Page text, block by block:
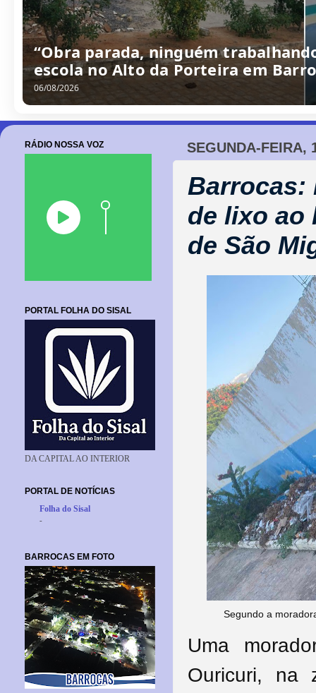
/
0
8
/
2
0
2
6
SEGUNDA-FEIRA,
Barrocas:
de lixo ao
de São
Segundo a
Uma
Ouricuri, na
RÁDIO NOSSA VOZ
PORTAL FOLHA DO SISAL
DA CAPITAL AO INTERIOR
PORTAL DE NOTÍCIAS
Folha do Sisal
-
BARROCAS EM FOTO